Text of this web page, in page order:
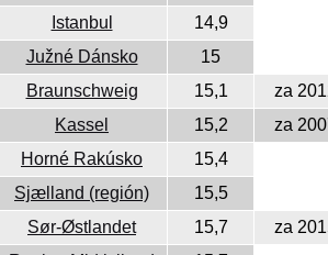
Istanbul
14,9
Južné Dánsko
15
Braunschweig 15,1
za
Kassel 15,2
za
Horné Rakúsko
15,4
Sjælland (región)
15,5
Sør-Østlandet 15,7
za